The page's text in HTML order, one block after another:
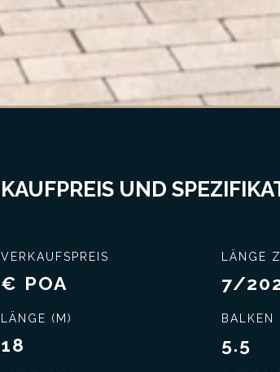
KAUFPREIS UND
VERKAUFSPREIS
€ POA
LÄNGE (M)
18
LÄNGE
7/
BALKEN
5.5